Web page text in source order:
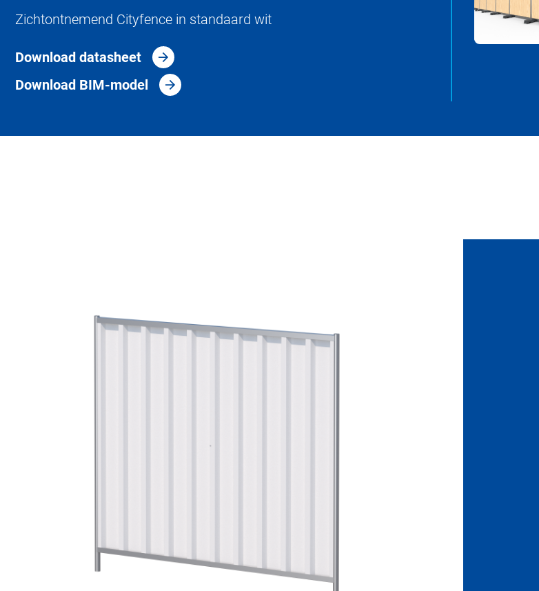
Zichtontnemend Cityfence in standaard wit
Download datasheet
Download BIM-model